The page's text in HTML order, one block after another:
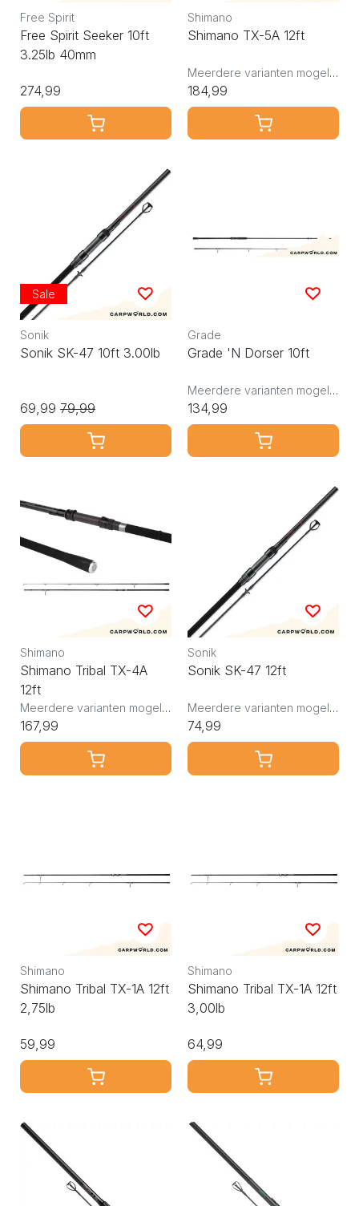
Free Spirit
Free Spirit Seeker 10ft
3.25lb 40mm
274,99
Shimano
Shimano TX-5A 12ft
Meerdere varianten mogelijk
184,99
Sale
Sonik
Sonik SK-47 10ft 3.00lb
69,99 79,99
Grade
Grade 'N Dorser 10ft
Meerdere varianten mogelijk
134,99
Shimano
Shimano Tribal TX-4A
12ft
Meerdere varianten mogelijk
167,99
Sonik
Sonik SK-47 12ft
Meerdere varianten mogelijk
74,99
Shimano
Shimano Tribal TX-1A 12ft
2,75lb
59,99
Shimano
Shimano Tribal TX-1A 12ft
3,00lb
64,99